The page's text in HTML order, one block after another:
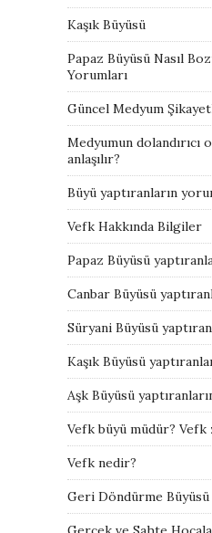
Kaşık Büyüsü
Papaz Büyüsü Nasıl
Yorumları
Güncel Medyum
Medyumun dolandırıcı
anlaşılır?
Büyü yaptıranların
Vefk Hakkında Bilgiler
Papaz Büyüsü
Canbar Büyüsü
Süryani Büyüsü
Kaşık Büyüsü
Aşk Büyüsü
Vefk büyü müdür? Vefk
Vefk nedir?
Geri Döndürme Büyüsü